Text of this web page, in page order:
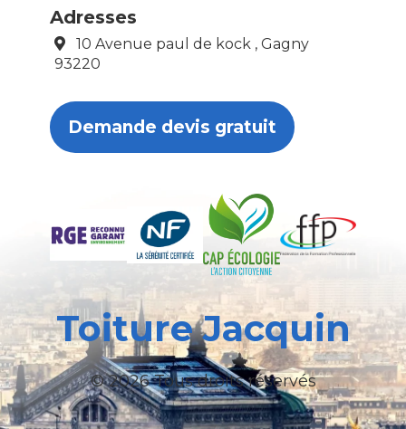
Adresses
10 Avenue paul de kock , Gagny
93220
Demande devis gratuit
Toiture Jacquin
© 2026 Tous droits réservés